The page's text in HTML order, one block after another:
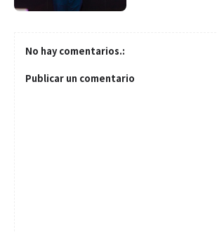
No hay comentarios.:
Publicar un comentario